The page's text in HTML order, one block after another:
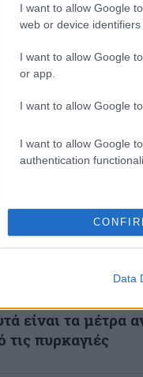
I want to allow Google
web or device identifiers
I want to allow Google
or app.
I want to allow Google
I want to allow Google
authentication
Data
Ειδήσειςαπό την
πληρώνονται
και
είναι τα μέτρα
τις πυρκαγιές